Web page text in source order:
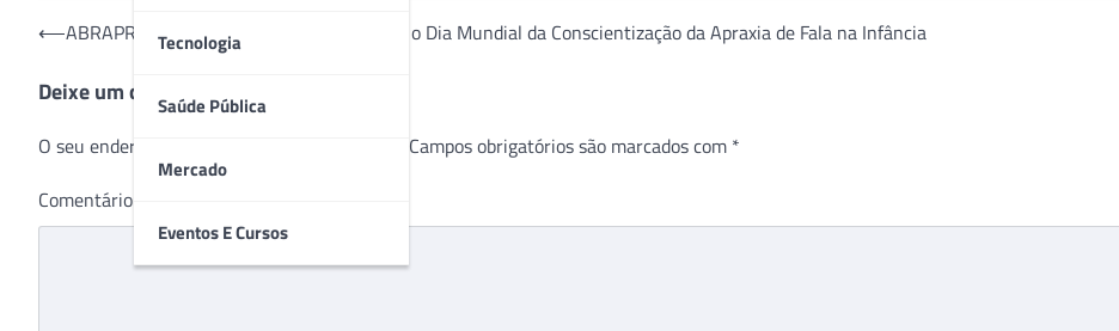
Tecnologia
Saúde Pública
Mercado
Eventos E Cursos
Navegação
Post
⟵ABRAPRAXIA realiza evento para celebrar o Dia Mundial da Conscientização da Apraxia de Fala na Infância
Deixe um comentário
O seu endereço de e-mail não será publicado. Campos obrigatórios são marcados com *
Comentário